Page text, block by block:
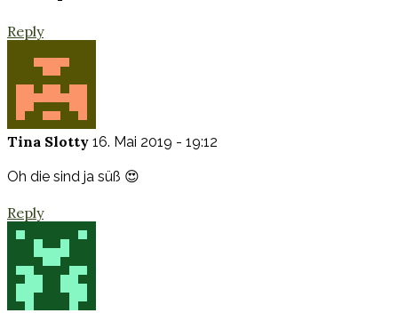
Reply
Tina Slotty 16. Mai 2019 - 19:12
Oh die sind ja süß 😍
Reply